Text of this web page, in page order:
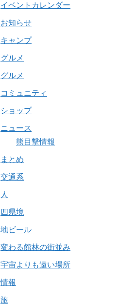
イベントカレンダー
お知らせ
キャンプ
グルメ
グルメ
コミュニティ
ショップ
ニュース
熊目撃情報
まとめ
交通系
人
四県境
地ビール
変わる館林の街並み
宇宙よりも遠い場所
情報
旅